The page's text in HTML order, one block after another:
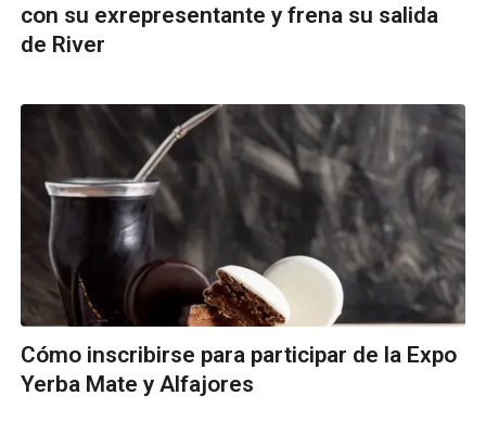
con su exrepresentante y frena su salida
de River
Cómo inscribirse para participar de la Expo
Yerba Mate y Alfajores